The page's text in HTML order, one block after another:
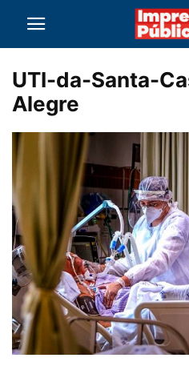
UTI-da-Santa-
Alegre